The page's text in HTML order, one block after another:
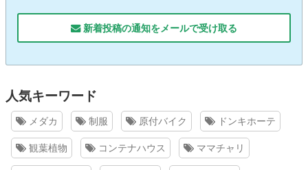
新着投稿の通知をメールで受け取る
人気キーワード
メダカ 制服 原付バイク ドンキホーテ
観葉植物 コンテナハウス ママチャリ